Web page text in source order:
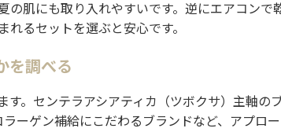
の肌にも取り入れやすいです。逆にエアコンで
るセットを選ぶと安心です。
を調べる
。センテラアシアティカ（ツボクサ）主軸の
ーゲン補給にこだわるブランドなど、アプロ